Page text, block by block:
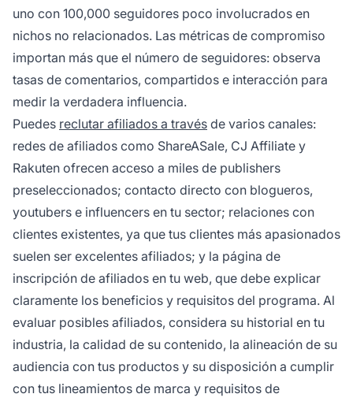
uno con 100,000 seguidores poco involucrados en
nichos no relacionados. Las métricas de compromiso
importan más que el número de seguidores: observa
tasas de comentarios, compartidos e interacción para
medir la verdadera influencia.
Puedes reclutar afiliados a través de varios canales:
redes de afiliados como ShareASale, CJ Affiliate y
Rakuten ofrecen acceso a miles de publishers
preseleccionados; contacto directo con blogueros,
youtubers e influencers en tu sector; relaciones con
clientes existentes, ya que tus clientes más apasionados
suelen ser excelentes afiliados; y la página de
inscripción de afiliados en tu web, que debe explicar
claramente los beneficios y requisitos del programa. Al
evaluar posibles afiliados, considera su historial en tu
industria, la calidad de su contenido, la alineación de su
audiencia con tus productos y su disposición a cumplir
con tus lineamientos de marca y requisitos de